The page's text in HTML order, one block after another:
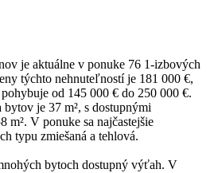
je aktuálne v ponuke 76 1-izbových
týchto nehnuteľností je 181 000 €,
od 145 000 € do 250 000 €.
je 37 m², s dostupnými
m². V ponuke sa najčastejšie
typu zmiešaná a tehlová.
bytoch dostupný výťah. V